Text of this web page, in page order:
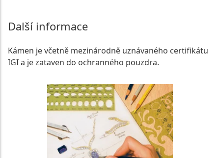
Další informace
Kámen je včetně mezinárodně uznávaného certifikátu
IGI a je zataven do ochranného pouzdra.